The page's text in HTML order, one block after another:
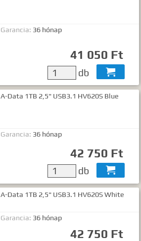
Garancia: 36 hónap
41 050 Ft
db 
A-Data 1TB 2,5" USB3.1 HV620S Blue
Garancia: 36 hónap
42 750 Ft
db 
A-Data 1TB 2,5" USB3.1 HV620S White
Garancia: 36 hónap
42 750 Ft